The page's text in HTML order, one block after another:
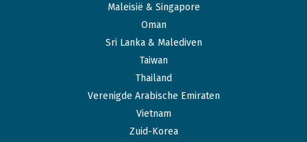
Maleisië & Singapore
Oman
Sri Lanka & Malediven
Taiwan
Thailand
Verenigde Arabische Emiraten
Vietnam
Zuid-Korea